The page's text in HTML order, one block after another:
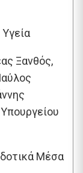
Ξανθός,
Μέσα